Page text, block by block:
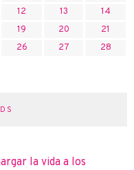
12 13
14
19 20
21
26 27
28
la vida a los